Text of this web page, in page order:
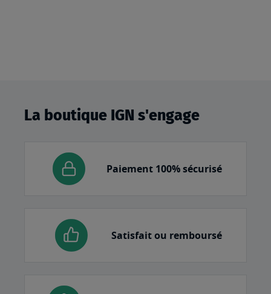
La boutique IGN s'engage
Paiement 100% sécurisé
Satisfait ou remboursé